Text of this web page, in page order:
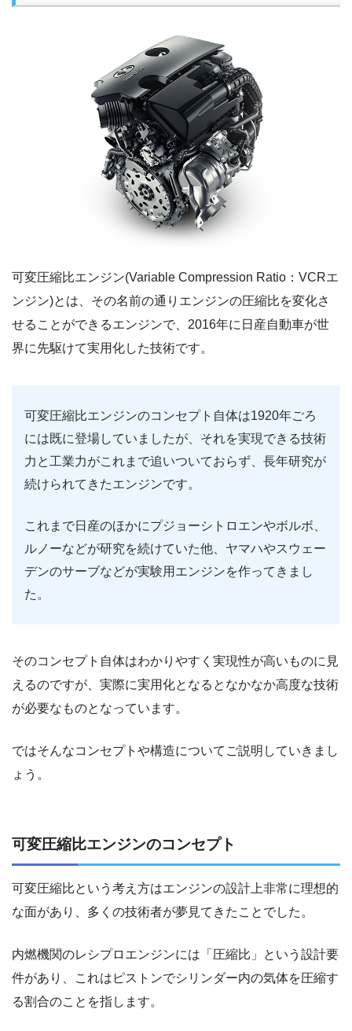
可変圧縮比エンジン(Variable Compression Ratio：VCRエ
ンジン)とは、その名前の通りエンジンの圧縮比を変化さ
せることができるエンジンで、2016年に日産自動車が世
界に先駆けて実用化した技術です。
可変圧縮比エンジンのコンセプト自体は1920年ごろ
には既に登場していましたが、それを実現できる技術
力と工業力がこれまで追いついておらず、長年研究が
続けられてきたエンジンです。
これまで日産のほかにプジョーシトロエンやボルボ、
ルノーなどが研究を続けていた他、ヤマハやスウェー
デンのサーブなどが実験用エンジンを作ってきまし
た。
そのコンセプト自体はわかりやすく実現性が高いものに見
えるのですが、実際に実用化となるとなかなか高度な技術
が必要なものとなっています。
ではそんなコンセプトや構造についてご説明していきまし
ょう。
可変圧縮比エンジンのコンセプト
可変圧縮比という考え方はエンジンの設計上非常に理想的
な面があり、多くの技術者が夢見てきたことでした。
内燃機関のレシプロエンジンには「圧縮比」という設計要
件があり、これはピストンでシリンダー内の気体を圧縮す
る割合のことを指します。